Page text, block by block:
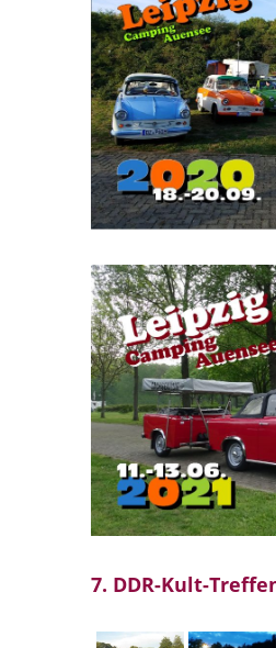
7. DDR-Kult-